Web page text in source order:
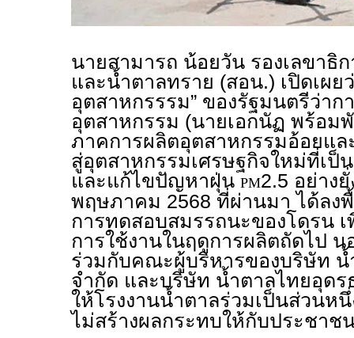
นายสามารถ น้อยวัน รองเลขาธิ
และน้ำตาลทราย (สอน.) เปิดเผ
อุตสาหกรรรม” ของรัฐมนตรีว่าก
อุตสาหกรรม (นายเอกนัฏ พร้อม
ภาคการผลิตอุตสาหกรรมอ้อยแล
สู่อุตสาหกรรมเศรษฐกิจใหม่ที่เป็
และแก้ไขปัญหาฝุ่น PM2.5 อย่าง
พฤษภาคม 2568 ที่ผ่านมา ได้ลง
การทดสอบสมรรถนะของโดรน
การใช้งานในฤดูการผลิตถัดไป น
ร่วมกับคณะผู้บริหารของบริษัท น้
จำกัด และบริษัท น้ำตาลไทยอุด
ให้โรงงานน้ำตาลร่วมเป็นส่วนห
ไม่สร้างผลกระทบให้กับประชาช